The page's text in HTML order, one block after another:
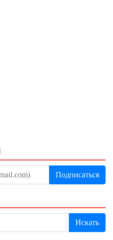
Подписаться
Искать